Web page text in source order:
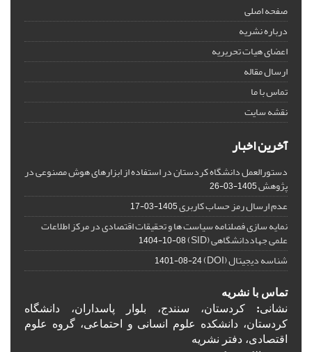
صفحه اصلی
درباره نشریه
اعضای هیات تحریریه
ارسال مقاله
تماس با ما
نقشه سایت
آخرین اخبار
دستورالعمل دانشگاه کردستان در استفاده از ابزارهای هوش مصنوعی در
پژوهش1405-03-26
عدم ارسال رمز حساب کاربری1405-03-17
نمایه سازی فصلنامه سیاست ها و تحقیقات اقتصادی در مرکز اطلاعات
علمی جهاددانشگاهی (SID) 1404-10-08
شناسه دیجیتال (DOI) 1401-08-24
تماس با نشریه
نشانی: کردستان، سنندج، بلوار پاسداران، دانشگاه
کردستان، دانشکده علوم انسانی و احتماعی، گروه علوم
اقتصادی، دفتر نشریه